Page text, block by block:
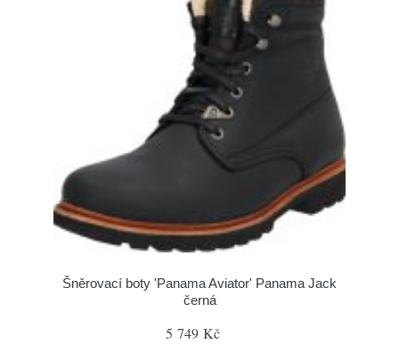
Šněrovací boty 'Panama Aviator' Panama Jack
černá
5 749 Kč